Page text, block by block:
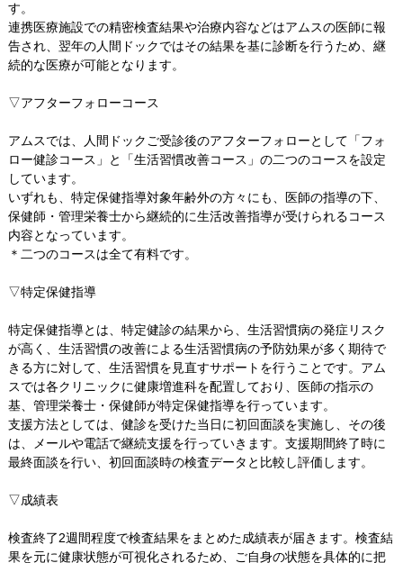
す。
連携医療施設での精密検査結果や治療内容などはアムスの医師に報
告され、翌年の人間ドックではその結果を基に診断を行うため、継
続的な医療が可能となります。
▽アフターフォローコース
アムスでは、人間ドックご受診後のアフターフォローとして「フォ
ロー健診コース」と「生活習慣改善コース」の二つのコースを設定
しています。
いずれも、特定保健指導対象年齢外の方々にも、医師の指導の下、
保健師・管理栄養士から継続的に生活改善指導が受けられるコース
内容となっています。
＊二つのコースは全て有料です。
▽特定保健指導
特定保健指導とは、特定健診の結果から、生活習慣病の発症リスク
が高く、生活習慣の改善による生活習慣病の予防効果が多く期待で
きる方に対して、生活習慣を見直すサポートを行うことです。アム
スでは各クリニックに健康増進科を配置しており、医師の指示の
基、管理栄養士・保健師が特定保健指導を行っています。
支援方法としては、健診を受けた当日に初回面談を実施し、その後
は、メールや電話で継続支援を行っていきます。支援期間終了時に
最終面談を行い、初回面談時の検査データと比較し評価します。
▽成績表
検査終了2週間程度で検査結果をまとめた成績表が届きます。検査結
果を元に健康状態が可視化されるため、ご自身の状態を具体的に把